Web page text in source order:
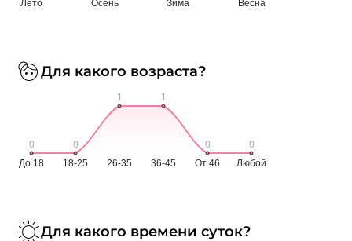
Для какого возраста?
Для какого времени суток?